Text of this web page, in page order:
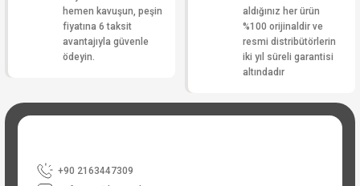
hemen kavuşun, peşin
fiyatına 6 taksit
avantajıyla güvenle
ödeyin.
aldığınız her ürün
%100 orijinaldir ve
resmi distribütörlerin
iki yıl süreli garantisi
altındadır
+90 2163447309